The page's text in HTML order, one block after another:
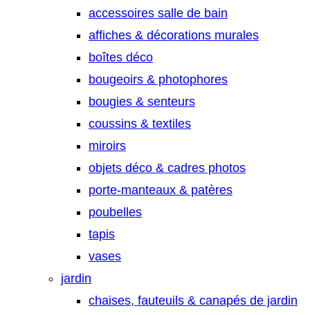
accessoires salle de bain
affiches & décorations murales
boîtes déco
bougeoirs & photophores
bougies & senteurs
coussins & textiles
miroirs
objets déco & cadres photos
porte-manteaux & patères
poubelles
tapis
vases
jardin
chaises, fauteuils & canapés de jardin